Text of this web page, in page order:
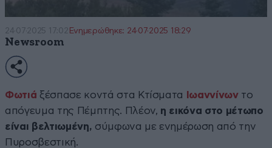
24·07·2025 17:02 Ενημερώθηκε: 24·07·2025 18:29
Newsroom
Φωτιά ξέσπασε κοντά στα Κτίσματα Ιωαννίνωντο
απόγευμα της Πέμπτης. Πλέον, η εικόνα στο μέτωπο
είναι βελτιωμένη, σύμφωνα με ενημέρωση από την
Πυροσβεστική.